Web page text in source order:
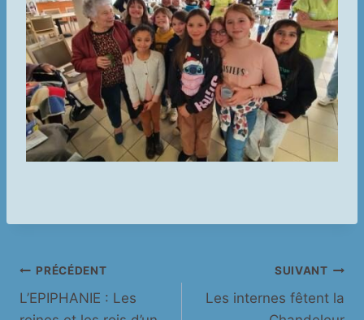
Navigation
de
PRÉCÉDENT
L’EPIPHANIE : Les
SUIVANT
Les internes fêtent la